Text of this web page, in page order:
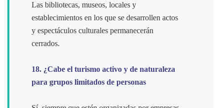
Las bibliotecas, museos, locales y
establecimientos en los que se desarrollen actos
y espectáculos culturales permanecerán
cerrados.
18. ¿Cabe el turismo activo y de naturaleza
para grupos limitados de personas